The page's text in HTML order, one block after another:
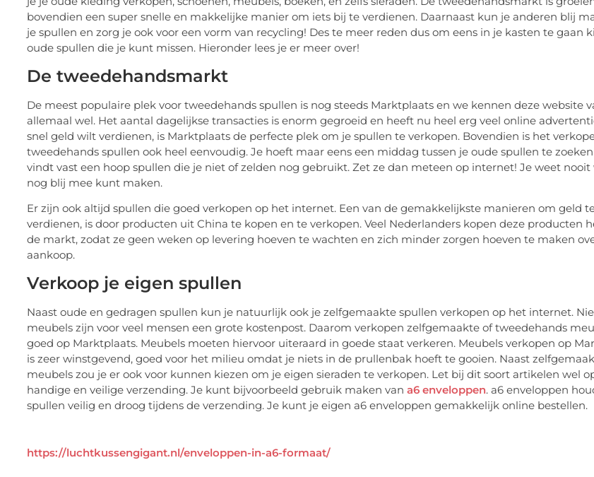
bovendien een super snelle en makkelijke manier om iets bij te verdienen. Daarnaast kun je anderen blij
je spullen en zorg je ook voor een vorm van recycling! Des te meer reden dus om eens in je kasten te gaan
oude spullen die je kunt missen. Hieronder lees je er meer over!
De tweedehandsmarkt
De meest populaire plek voor tweedehands spullen is nog steeds Marktplaats en we kennen deze website
allemaal wel. Het aantal dagelijkse transacties is enorm gegroeid en heeft nu heel erg veel online
snel geld wilt verdienen, is Marktplaats de perfecte plek om je spullen te verkopen. Bovendien is het
tweedehands spullen ook heel eenvoudig. Je hoeft maar eens een middag tussen je oude spullen te
vindt vast een hoop spullen die je niet of zelden nog gebruikt. Zet ze dan meteen op internet! Je weet nooit
nog blij mee kunt maken.
Er zijn ook altijd spullen die goed verkopen op het internet. Een van de gemakkelijkste manieren om geld
verdienen, is door producten uit China te kopen en te verkopen. Veel Nederlanders kopen deze producten
de markt, zodat ze geen weken op levering hoeven te wachten en zich minder zorgen hoeven te maken
aankoop.
Verkoop je eigen spullen
Naast oude en gedragen spullen kun je natuurlijk ook je zelfgemaakte spullen verkopen op het internet.
meubels zijn voor veel mensen een grote kostenpost. Daarom verkopen zelfgemaakte of tweedehands
goed op Marktplaats. Meubels moeten hiervoor uiteraard in goede staat verkeren. Meubels verkopen op
is zeer winstgevend, goed voor het milieu omdat je niets in de prullenbak hoeft te gooien. Naast
meubels zou je er ook voor kunnen kiezen om je eigen sieraden te verkopen. Let bij dit soort artikelen wel
handige en veilige verzending. Je kunt bijvoorbeeld gebruik maken van a6 enveloppen. a6 enveloppen
spullen veilig en droog tijdens de verzending. Je kunt je eigen a6 enveloppen gemakkelijk online bestellen.
https://luchtkussengigant.nl/enveloppen-in-a6-formaat/